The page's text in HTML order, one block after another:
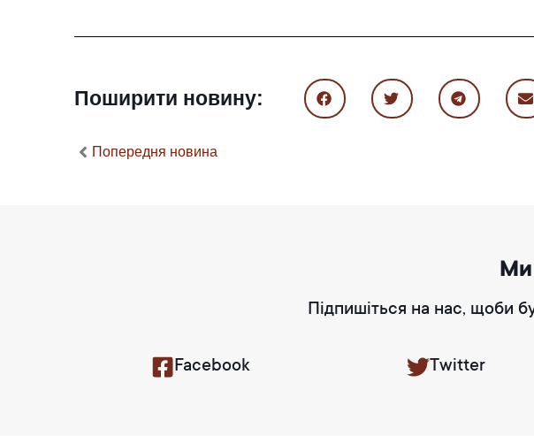
Поширити новину:
Попередня новина
Ми
Підпишіться на нас, щоби
Facebook Twitter